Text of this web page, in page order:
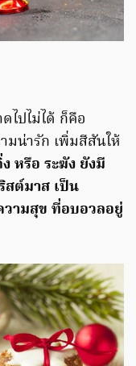
ปไม่ได้ ก็คือ
มน่ารัก เพิ่มสีสันให้
หรือ ระฆัง ยังมี
สต์มาส เป็น
วามสุข ที่อบอวลอยู่